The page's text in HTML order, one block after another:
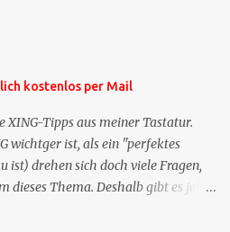
kostenlos per Mail
XING-Tipps aus meiner Tastatur.
wichtger ist, als ein "perfektes
ist) drehen sich doch viele Fragen,
dieses Thema. Deshalb gibt es jetzt